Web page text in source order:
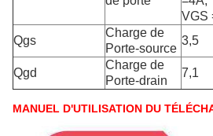
VGS
Qgs
Charge de
Porte-source
3,5
Qgd
Charge de
Porte-drain
7,1
MANUEL D'UTILISATION DU